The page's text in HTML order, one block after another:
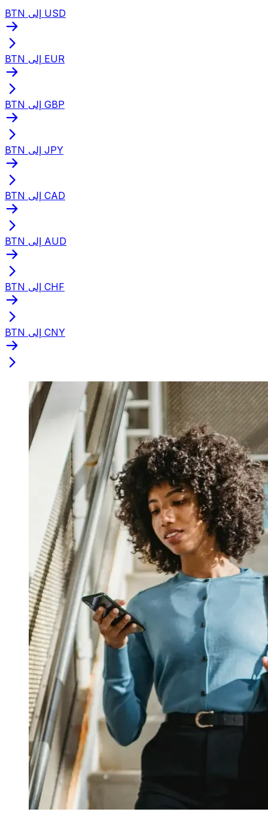
BTN إلى USD
BTN إلى EUR
BTN إلى GBP
BTN إلى JPY
BTN إلى CAD
BTN إلى AUD
BTN إلى CHF
BTN إلى CNY